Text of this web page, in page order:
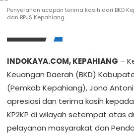
Penyerahan ucapan terima kasih dari BKD
dan BPJS Kepahiang
INDOKAYA.COM, KEPAHIANG –
Keuangan Daerah (BKD)
(Pemkab Kepahiang), Jono
apresiasi dan terima kasih
KP2KP di wilayah setempat atas
pelayanan masyarakat dan